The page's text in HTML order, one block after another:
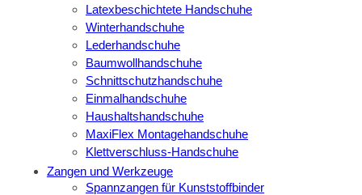
Latexbeschichtete Handschuhe
Winterhandschuhe
Lederhandschuhe
Baumwollhandschuhe
Schnittschutzhandschuhe
Einmalhandschuhe
Haushaltshandschuhe
MaxiFlex Montagehandschuhe
Klettverschluss-Handschuhe
Zangen und Werkzeuge
Spannzangen für Kunststoffbinder